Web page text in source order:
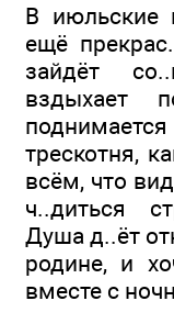
В июльские
ещё
зайдёт
вздыхает
трескотня,
всём, что
ч..диться
Душа д..ёт
родине, и
вместе с